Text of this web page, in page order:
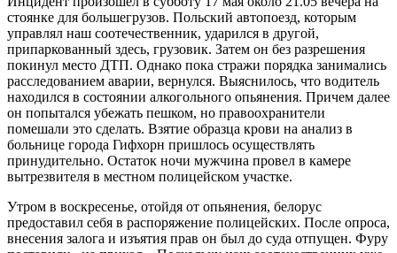
стоянке для большегрузов. Польский автопоезд, которым
управлял наш соотечественник, ударился в другой,
припаркованный здесь, грузовик. Затем он без разрешения
покинул место ДТП. Однако пока стражи порядка занимались
расследованием аварии, вернулся. Выяснилось, что водитель
находился в состоянии алкогольного опьянения. Причем далее
он попытался убежать пешком, но правоохранители
помешали это сделать. Взятие образца крови на анализ в
больнице города Гифхорн пришлось осуществлять
принудительно. Остаток ночи мужчина провел в камере
вытрезвителя в местном полицейском участке.
Утром в воскресенье, отойдя от опьянения, белорус
предоставил себя в распоряжение полицейских. После опроса,
внесения залога и изъятия прав он был до суда отпущен. Фуру